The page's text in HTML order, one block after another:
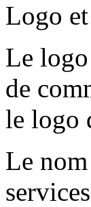
Logo
Le
de
le logo
Le